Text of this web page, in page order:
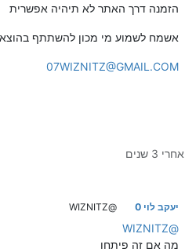
הזמנה דרך האתר לא תיהיה אפשרית
אשמח לשמוע מי מכון להשתתף
07WIZNITZ@GMAIL.COM
אחרי 3 שנים
יעקב לוי 0 @WIZNITZ
@
WIZNITZ
מה אם זה פיתחו